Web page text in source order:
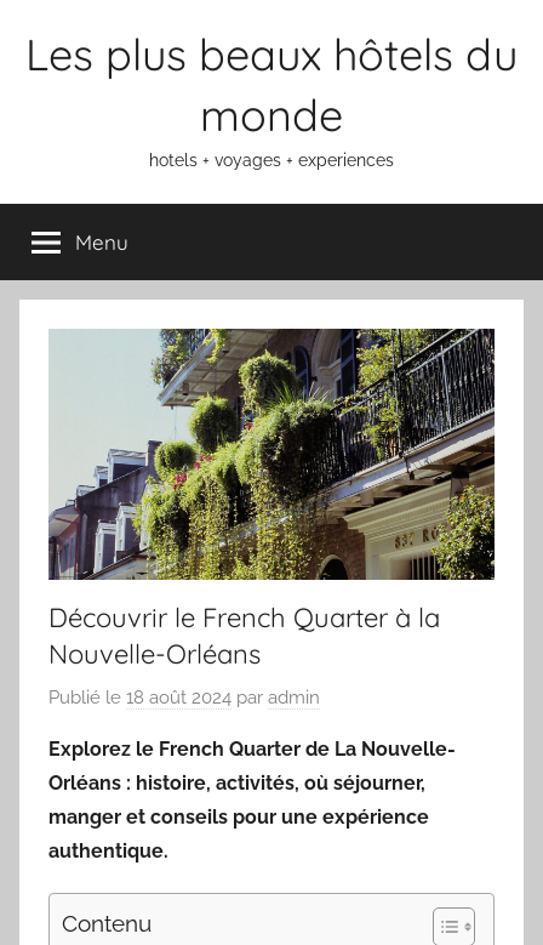
Les plus beaux hôtels du
monde
hotels + voyages + experiences
Menu
Découvrir le French Quarter à la
Nouvelle-Orléans
Publié le 18 août 2024 par admin
Explorez le French Quarter de La Nouvelle-
Orléans : histoire, activités, où séjourner,
manger et conseils pour une expérience
authentique.
Contenu